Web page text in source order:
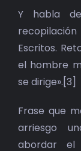
Y habla
recopilación
Escritos.
el hombre
se dirige».[3]
Frase que
arriesgo
abordar